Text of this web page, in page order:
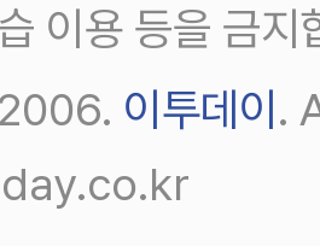
이용 등을 금지
이투데이 .